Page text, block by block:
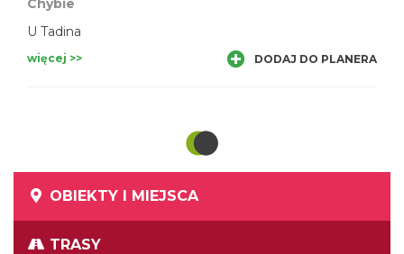
Chybie
U Tadina
więcej >> DODAJ DO PLANERA
OBIEKTY I MIEJSCA
TRASY